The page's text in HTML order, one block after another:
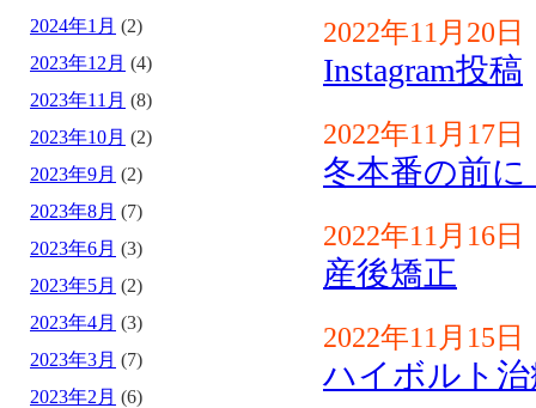
2022年11月20日
Instagram投稿
2022年11月17日
冬本番の前に
2022年11月16日
産後矯正
2022年11月15日
ハイボルト
2024年1月 (2)
2023年12月 (4)
2023年11月 (8)
2023年10月 (2)
2023年9月 (2)
2023年8月 (7)
2023年6月 (3)
2023年5月 (2)
2023年4月 (3)
2023年3月 (7)
2023年2月 (6)